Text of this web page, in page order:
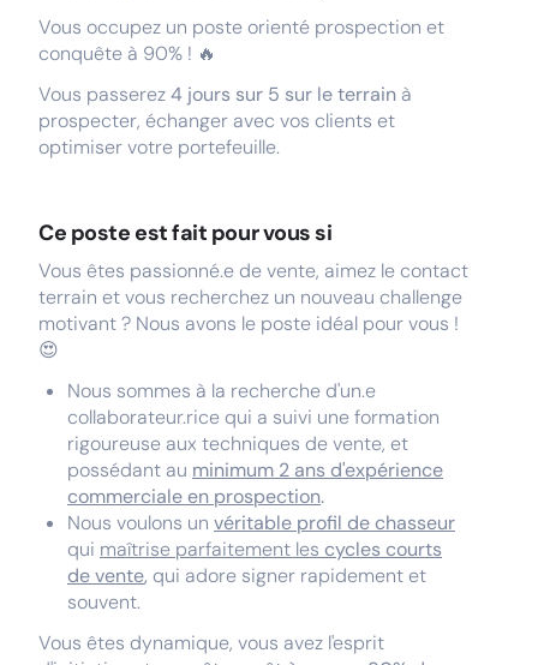
Vous occupez un poste orienté prospection et
conquête à 90% ! 🔥
Vous passerez4 jours sur 5 sur le terrain à
prospecter, échanger avec vos clients et
optimiser votre portefeuille.
Ce poste est fait pour vous si
Vous êtes passionné.e de vente, aimez le contact
terrain et vous recherchez un nouveau challenge
motivant ? Nous avons le poste idéal pour vous !
😍
Nous sommes à la recherche d'un.e
collaborateur.rice qui a suivi une formation
rigoureuse aux techniques de vente, et
possédant au minimum 2 ans d'expérience
commerciale en prospection.
Nous voulons un véritable profil de chasseur
qui maîtrise parfaitement les cycles courts
de vente, qui adore signer rapidement et
souvent.
Vous êtes dynamique, vous avez l'esprit